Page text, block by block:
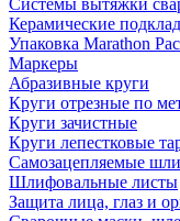
Системы вытяжки
Керамические
Упаковка Marathon Pac
Маркеры
Абразивные круги
Круги отрезные по
Круги зачистные
Круги лепестковые
Самозацепляемые
Шлифовальные листы
Защита лица, глаз и